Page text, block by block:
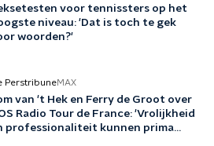
voor tennissters op het
niveau: 'Dat is toch te gek
woorden?'
PerstribuneMAX
van 't Hek en Ferry de Groot over
Radio Tour de France: 'Vrolijkheid
professionaliteit kunnen prima